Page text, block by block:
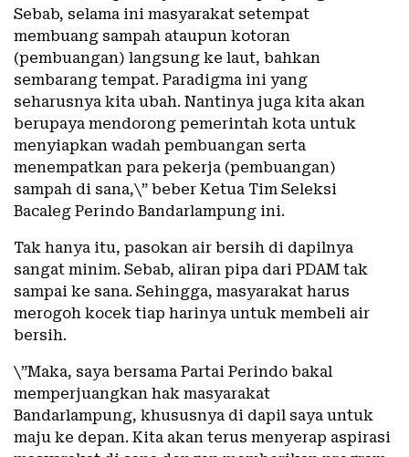
Sebab, selama ini masyarakat setempat
membuang sampah ataupun kotoran
(pembuangan) langsung ke laut, bahkan
sembarang tempat. Paradigma ini yang
seharusnya kita ubah. Nantinya juga kita akan
berupaya mendorong pemerintah kota untuk
menyiapkan wadah pembuangan serta
menempatkan para pekerja (pembuangan)
sampah di sana,\” beber Ketua Tim Seleksi
Bacaleg Perindo Bandarlampung ini.
Tak hanya itu, pasokan air bersih di dapilnya
sangat minim. Sebab, aliran pipa dari PDAM tak
sampai ke sana. Sehingga, masyarakat harus
merogoh kocek tiap harinya untuk membeli air
bersih.
\”Maka, saya bersama Partai Perindo bakal
memperjuangkan hak masyarakat
Bandarlampung, khususnya di dapil saya untuk
maju ke depan. Kita akan terus menyerap aspirasi